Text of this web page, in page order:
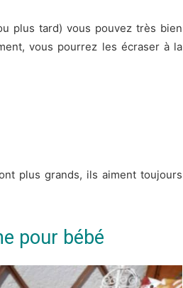
plus tard) vous pouvez très bien
vous pourrez les écraser à la
plus grands, ils aiment toujours
pour bébé